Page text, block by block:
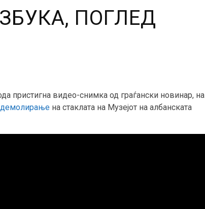
ПОГЛЕД
пристигна видео-снимка од граѓански новинар, на
на стаклата на Музејот на албанската